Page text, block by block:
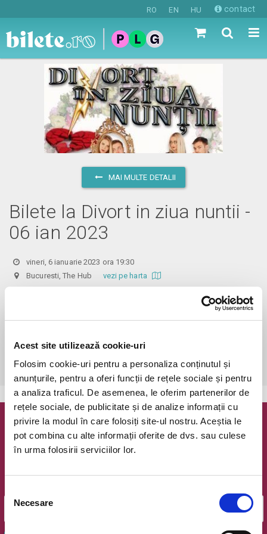
Acest site utilizează cookie-uri
Folosim cookie-uri pentru a personaliza conținutul și
anunțurile, pentru a oferi funcții de rețele sociale și pentru
a analiza traficul. De asemenea, le oferim partenerilor de
rețele sociale, de publicitate și de analize informații cu
privire la modul în care folosiți site-ul nostru. Aceștia le
pot combina cu alte informații oferite de dvs. sau culese
în urma folosirii serviciilor lor.
consimțământului
Necesare
RO EN HU contact
MAI MULTE DETALII
Bilete la Divort in ziua nuntii -
06 ian 2023
vineri, 6 ianuarie 2023 ora 19:30
Bucuresti, The Hub vezi pe harta
În funcție de ora de începere, accesul în sală se poate face cu o
oră / cu 40 minute mai devreme, fiind permis cu până la 10 minute
Informații suplimentare, la nr. de telefon 0773 825 249.
Newsletter @ Bilete.ro